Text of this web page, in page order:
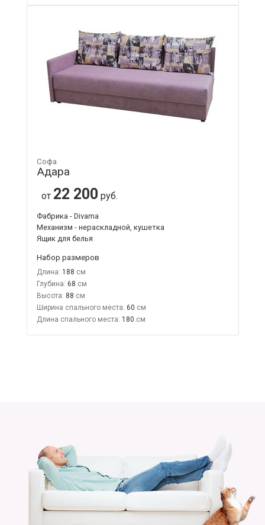
Софа
Адара
от 22 200 руб.
Фабрика - Divama
Механизм - нераскладной, кушетка
Ящик для белья
Набор размеров
Длина: 188
Глубина: 68
Высота: 88
Ширина спального места: 60
Длина спального места: 180